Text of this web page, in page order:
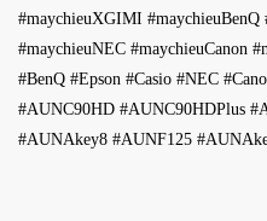
#maychieuXGIMI #maychieuBenQ
#maychieuNEC #maychieuCanon
#BenQ #Epson #Casio #NEC
#AUNC90HD #AUNC90HDPlus
#AUNAkey8 #AUNF125